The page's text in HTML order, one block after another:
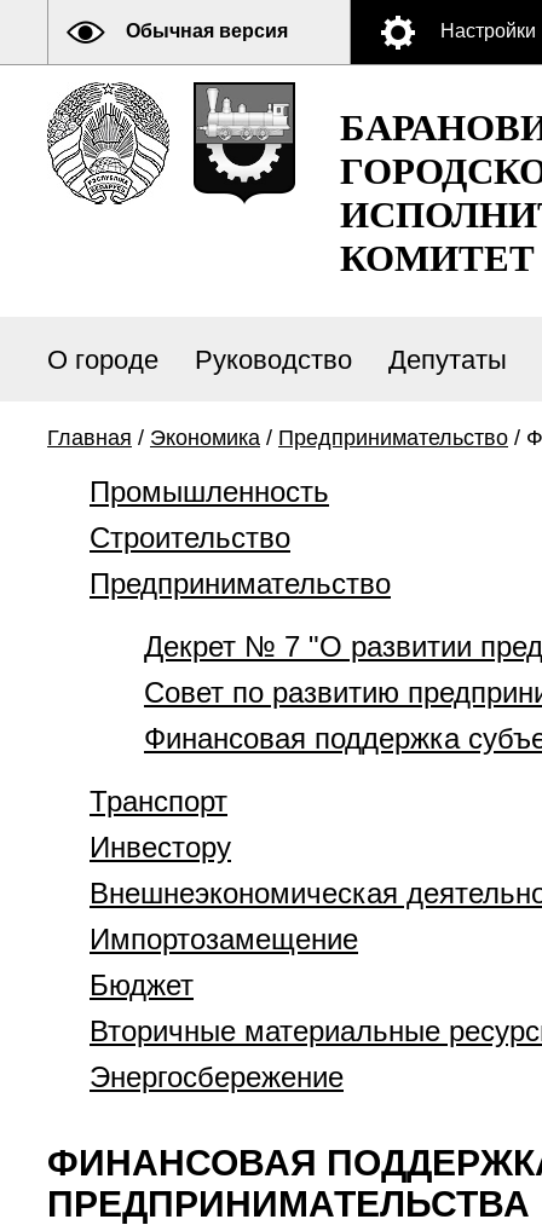
Обычная версия Настройки
КОМИТЕТ
О городе Руководство Депутаты
Главная / Экономика / Предпринимательство /
Промышленность
Строительство
Предпринимательство
Декрет № 7 "О развитии
Совет по развитию
Финансовая поддержка
Транспорт
Инвестору
Внешнеэкономическая
Импортозамещение
Бюджет
Вторичные материальные
Энергосбережение
ФИНАНСОВАЯ
ПРЕДПРИНИМАТЕЛЬСТВА